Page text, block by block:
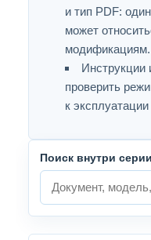
и тип PDF:
может
модификациям.
Инструкции
проверить
к
Поиск внутри серии